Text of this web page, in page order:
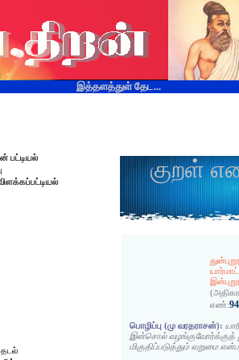
இத்தளத்துள் தேட...
பட்டியல்
குறள்
எண்:94
பொழிப்பு (மு வரதராசன்):
இன்சொல் வழங்குவோர்க்குத்
மிகுதிப்படுத்தும் வறுமை